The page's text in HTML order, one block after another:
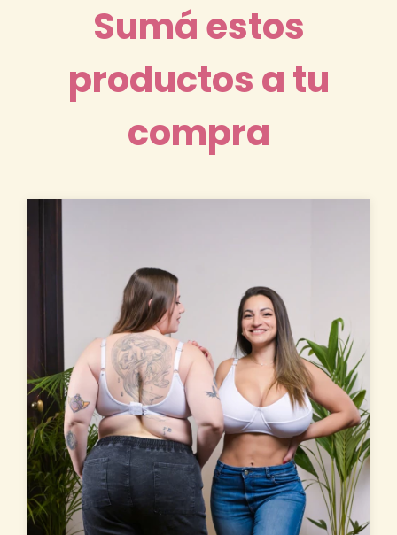
Sumá estos
productos a tu
compra